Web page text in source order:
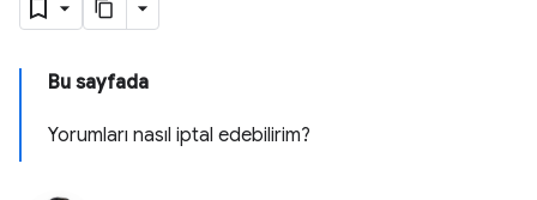
Bu sayfada
Yorumları nasıl iptal edebilirim?